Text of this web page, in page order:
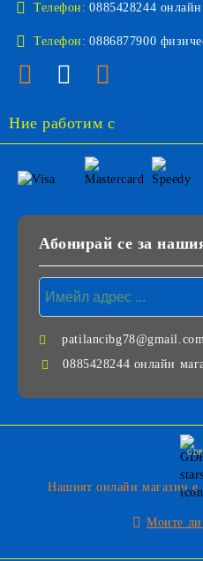
Телефон: 0885428244
Телефон: 0886877900
Ние работим с
Абонирай се за
0885428244 онлайн
Нашият онлайн магазин е
Моите